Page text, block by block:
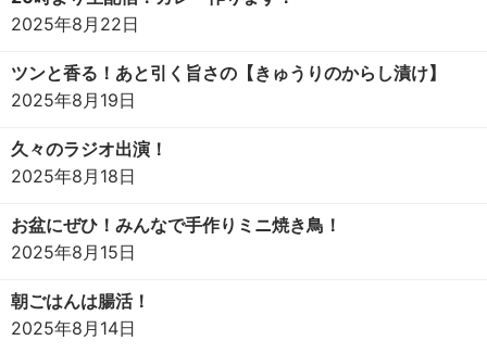
2025年8月22日
ツンと香る！あと引く旨さの【きゅうりのからし漬け】
2025年8月19日
久々のラジオ出演！
2025年8月18日
お盆にぜひ！みんなで手作りミニ焼き鳥！
2025年8月15日
朝ごはんは腸活！
2025年8月14日